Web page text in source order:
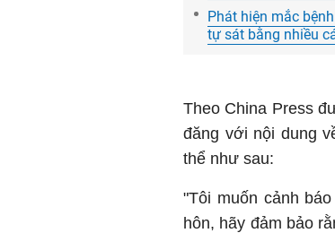
Phát hiện mắc
tự sát bằng nhiều
Theo China Press
đăng với nội dung
thể như sau:
"Tôi muốn cảnh
hôn, hãy đảm bảo